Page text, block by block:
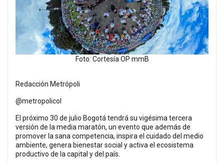
Foto: Cortesía OP mmB
Redacción Metrópoli
@metropolicol
El próximo 30 de julio Bogotá tendrá su vigésima tercera
versión de la media maratón, un evento que además de
promover la sana competencia, inspira el cuidado del medio
ambiente, genera bienestar social y activa el ecosistema
productivo de la capital y del país.